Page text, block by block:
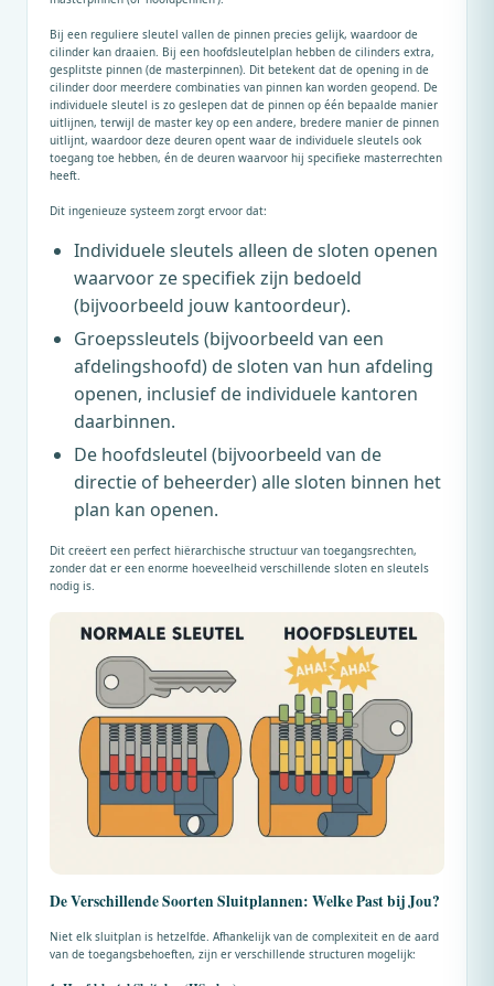
Bij een reguliere sleutel vallen de pinnen precies gelijk, waardoor de
cilinder kan draaien. Bij een hoofdsleutelplan hebben de cilinders extra,
gesplitste pinnen (de masterpinnen). Dit betekent dat de opening in de
cilinder door meerdere combinaties van pinnen kan worden geopend. De
individuele sleutel is zo geslepen dat de pinnen op één bepaalde manier
uitlijnen, terwijl de master key op een andere, bredere manier de pinnen
uitlijnt, waardoor deze deuren opent waar de individuele sleutels ook
toegang toe hebben, én de deuren waarvoor hij specifieke masterrechten
heeft.
Dit ingenieuze systeem zorgt ervoor dat:
Individuele sleutels alleen de sloten openen
waarvoor ze specifiek zijn bedoeld
(bijvoorbeeld jouw kantoordeur).
Groepssleutels (bijvoorbeeld van een
afdelingshoofd) de sloten van hun afdeling
openen, inclusief de individuele kantoren
daarbinnen.
De hoofdsleutel (bijvoorbeeld van de
directie of beheerder) alle sloten binnen het
plan kan openen.
Dit creëert een perfect hiërarchische structuur van toegangsrechten,
zonder dat er een enorme hoeveelheid verschillende sloten en sleutels
nodig is.
De Verschillende Soorten Sluitplannen: Welke Past bij Jou?
Niet elk sluitplan is hetzelfde. Afhankelijk van de complexiteit en de aard
van de toegangsbehoeften, zijn er verschillende structuren mogelijk: